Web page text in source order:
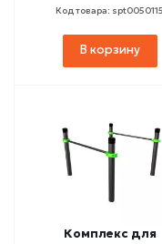
Код товара: spt0050115
В корзину
Комплекс для